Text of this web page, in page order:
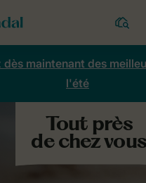
Parcs
dès maintenant des
l'été